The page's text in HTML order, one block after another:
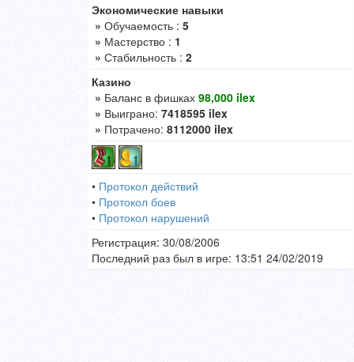
Экономические навыки
» Обучаемость : 5
» Мастерство : 1
» Стабильность : 2
Казино
» Баланс в фишках 98,000 ilex
» Выиграно: 7418595 ilex
» Потрачено: 8112000 ilex
• Протокол действий
• Протокол боев
• Протокол нарушений
Регистрация: 30/08/2006
Последний раз был в игре: 13:51 24/02/2019